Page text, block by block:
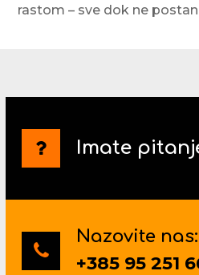
rastom – sve dok ne
Imate
Nazovite nas:
+385 95 251